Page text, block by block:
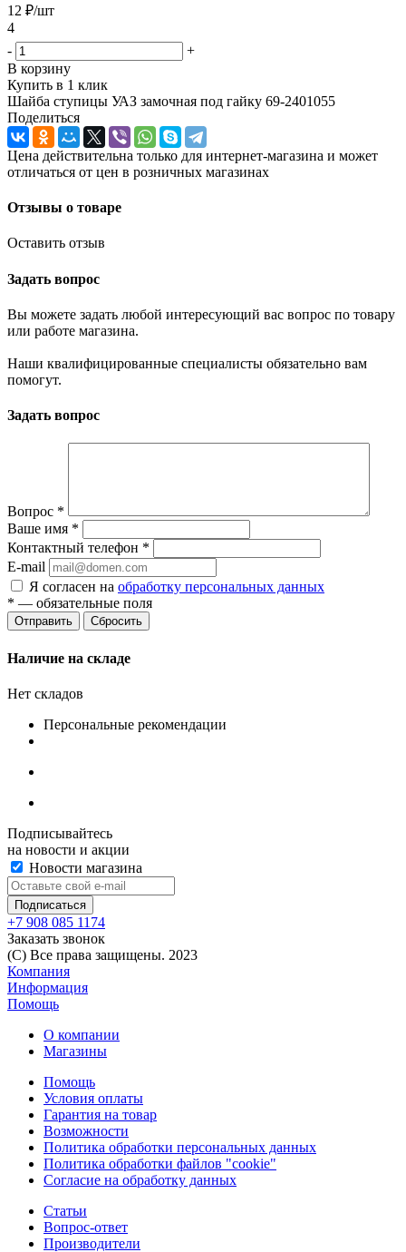
12 ₽/шт
4
-
+
В корзину
Купить в 1 клик
Шайба ступицы УАЗ замочная под гайку 69-2401055
Поделиться
Цена действительна только для интернет-магазина и может
отличаться от цен в розничных магазинах
Отзывы о товаре
Оставить отзыв
Задать вопрос
Вы можете задать любой интересующий вас вопрос по товару
или работе магазина.
Наши квалифицированные специалисты обязательно вам
помогут.
Задать вопрос
Вопрос *
Ваше имя *
Контактный телефон *
E-mail
Я согласен на обработку персональных данных
* — обязательные поля
Сбросить
Наличие на складе
Нет складов
Персональные рекомендации
Подписывайтесь
на новости и акции
Новости магазина
+7 908 085 1174
Заказать звонок
(C) Все права защищены. 2023
Компания
Информация
Помощь
О компании
Магазины
Помощь
Условия оплаты
Гарантия на товар
Возможности
Политика обработки персональных данных
Политика обработки файлов "cookie"
Согласие на обработку данных
Статьи
Вопрос-ответ
Производители